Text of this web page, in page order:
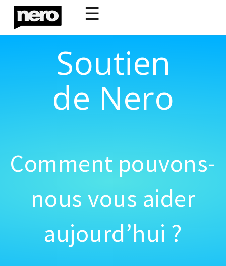
☰
Soutien
de Nero
Comment pouvons-
nous vous aider
aujourd’hui ?